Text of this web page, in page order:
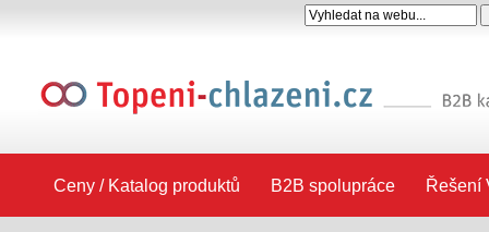
Ceny / Katalog produktů B2B spolupráce Řešení